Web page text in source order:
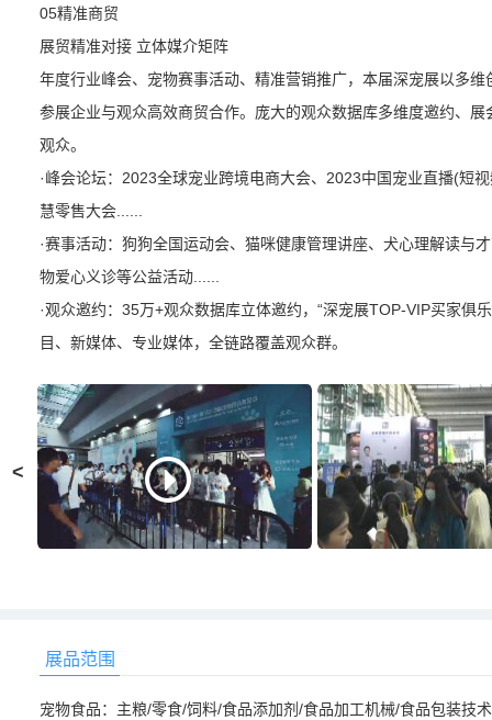
05精准商贸
展贸精准对接 立体媒介矩阵
年度行业峰会、宠物赛事活动、精准营销推广，本届深宠展以多
参展企业与观众高效商贸合作。庞大的观众数据库多维度邀约、
观众。
·峰会论坛：2023全球宠业跨境电商大会、2023中国宠业直播(短
慧零售大会......
·赛事活动：狗狗全国运动会、猫咪健康管理讲座、犬心理解读与
物爱心义诊等公益活动......
·观众邀约：35万+观众数据库立体邀约，“深宠展TOP-VIP买家俱
目、新媒体、专业媒体，全链路覆盖观众群。
<
展品范围
宠物食品：主粮/零食/饲料/食品添加剂/食品加工机械/食品包装技